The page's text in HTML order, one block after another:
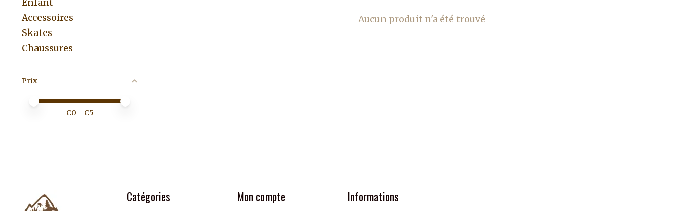
Enfant
Accessoires
Skates
Chaussures
Prix
Prix minimum
Price maximum value
€0 - €5
Aucun produit n'a été trouvé
Catégories Mon compte Informations